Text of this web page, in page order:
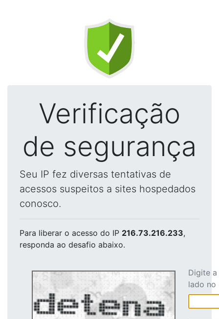
Verificação
de segurança
Seu IP fez diversas tentativas de
acessos suspeitos a sites hospedados
conosco.
Para liberar o acesso do IP 216.73.216.233,
responda ao desafio abaixo.
Digite
lado no